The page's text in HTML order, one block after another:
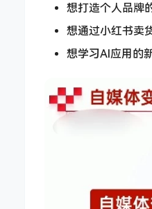
想打造个人品牌
想通过小红书卖
想学习AI应用的